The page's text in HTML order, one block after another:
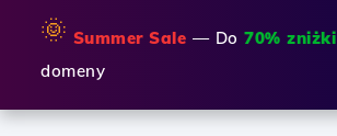
🌞 Summer Sale — Do 70% zniżki
domeny